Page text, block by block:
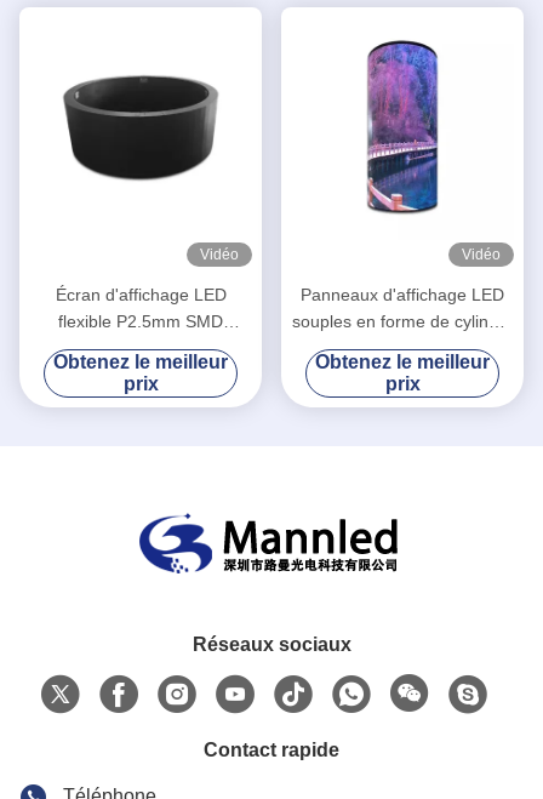
Vidéo
Écran d'affichage LED
flexible P2.5mm SMD
1R1G1B Colonne cylindrique
de forme ronde
Obtenez le meilleur
prix
Vidéo
Panneaux d'affichage LED
souples en forme de cylindre
P2.5 courbés à l'intérieur
Obtenez le meilleur
prix
Réseaux sociaux
Contact rapide